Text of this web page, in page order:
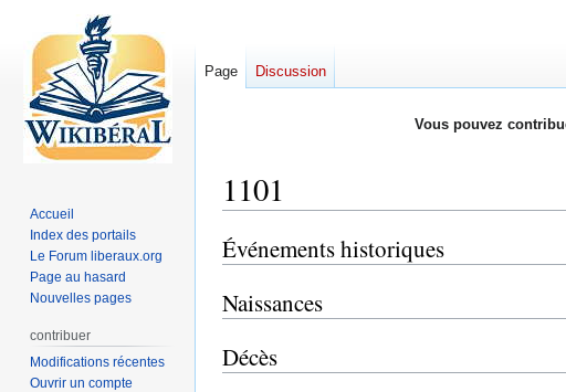
Vous pouvez
1101
Aller
à
la
navigation
Aller
à
la
recherche
Événements historiques
Naissances
Décès
Page Discussion
Accueil
Index des portails
Le Forum liberaux.org
Page au hasard
Nouvelles pages
contribuer
Modifications récentes
Ouvrir un compte